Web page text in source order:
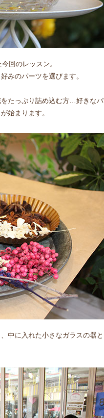
回のレッスン。
みのパーツを選びます。
たっぷり詰め込む方…好きなパ
始まります。
中に入れた小さなガラスの器と